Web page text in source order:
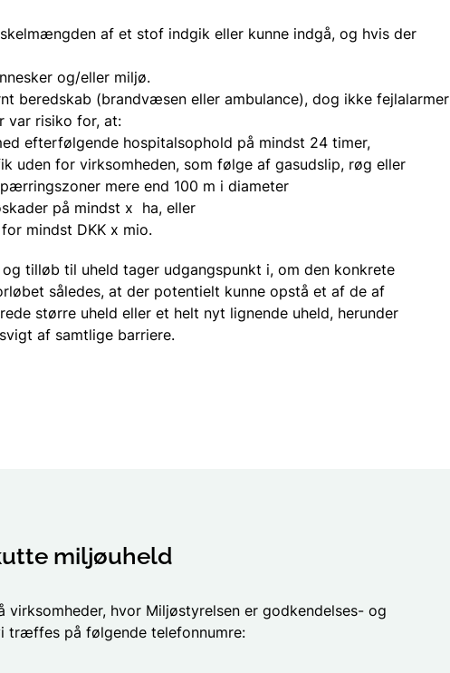
af et stof indgik eller kunne indgå, og hvis der
og/eller miljø.
beredskab (brandvæsen eller ambulance), dog ikke fejlalarmer
var risiko for, at:
efterfølgende hospitalsophold på mindst 24 timer,
uden for virksomheden, som følge af gasudslip, røg eller
mere end 100 m i diameter
på mindst x ha, eller
mindst DKK x mio.
tilløb til uheld tager udgangspunkt i, om den konkrete
således, at der potentielt kunne opstå et af de af
større uheld eller et helt nyt lignende uheld, herunder
af samtlige barriere.
miljøuheld
virksomheder, hvor Miljøstyrelsen er godkendelses- og
træffes på følgende telefonnumre: